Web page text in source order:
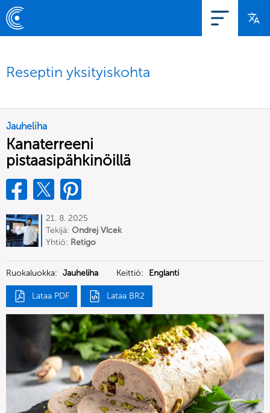
Reseptin yksityiskohta
Jauheliha
Kanaterreeni
pistaasipähkinöillä
21. 8. 2025
Tekijä: Ondrej Vlcek
Yhtiö: Retigo
Ruokaluokka: Jauheliha Keittiö: Englanti
Lataa PDF Lataa BR2